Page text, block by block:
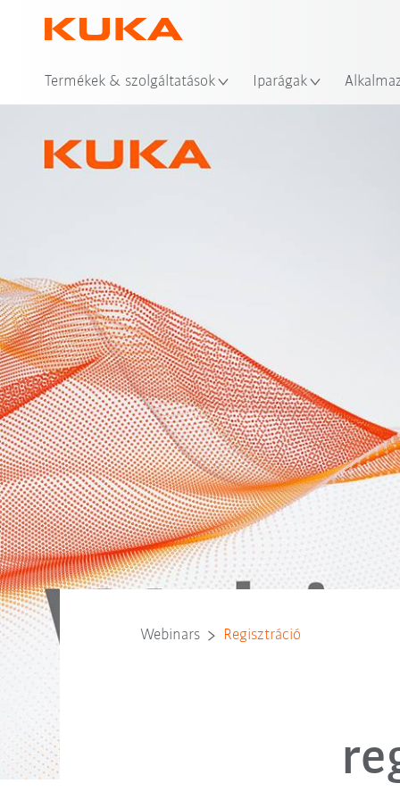
Termékek & szolgáltatások Iparágak
Webinars Regisztráció